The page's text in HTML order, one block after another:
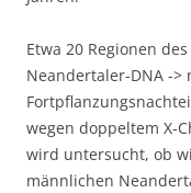
Etwa 20 Regionen
Neandertaler-DNA ->
wegen doppeltem X-
wird untersucht, ob
männlichen